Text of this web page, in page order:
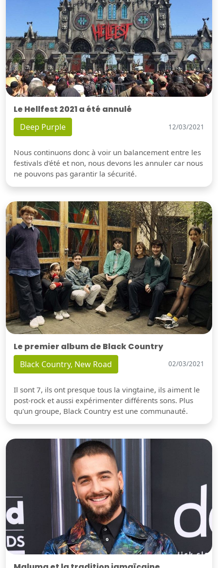
Le Hellfest 2021 a été annulé
Deep Purple 12/03/2021
Nous continuons donc à voir un balancement entre les
festivals d'été et non, nous devons les annuler car nous
ne pouvons pas garantir la sécurité.
Le premier album de Black Country
Black Country, New Road 02/03/2021
Il sont 7, ils ont presque tous la vingtaine, ils aiment le
post-rock et aussi expérimenter différents sons. Plus
qu'un groupe, Black Country est une communauté.